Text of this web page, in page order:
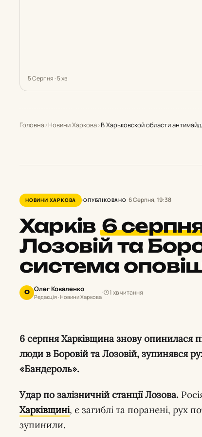
5 Серпня · 5 хв
Головна›Новини Харкова›В Харьковской области
НОВИНИ ХАРКОВА ОПУБЛІКОВАНО 6 Серпня, 19:38
Харків 6
Лозовій та
система
О Олег Коваленко
Редакція · Новини Харкова
1 хв читання
6 серпня Харківщина знову опинилася під ворожими ударами: загинули
люди в Боровій та Лозовій, зупинявся
«Бандероль».
Удар по залізничній станції Лозова.
Харківщині, є загиблі та поранені, рух
зупинили.